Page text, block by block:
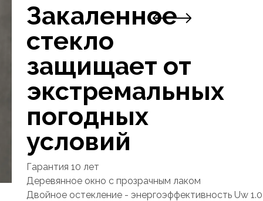
Закаленное
стекло
защищает от
экстремальных
погодных
условий
Гарантия 10 лет
Деревянное окно с прозрачным лаком
Двойное остекление - энергоэффективность Uw 1.0